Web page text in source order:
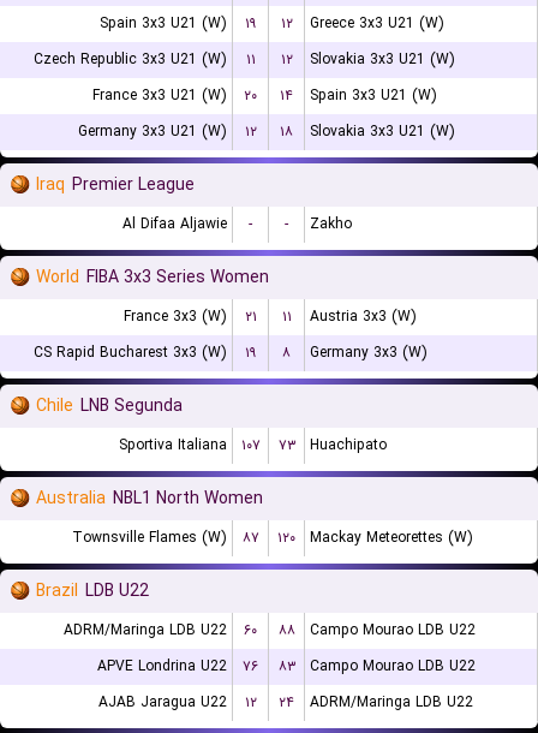
Spain 3x3 U21 (W)
۱۹ ۱۲
Greece 3x3 U21 (W)
Czech Republic 3x3 U21 (W)
۱۱ ۱۲
Slovakia 3x3 U21 (W)
France 3x3 U21 (W)
۲۰ ۱۴
Spain 3x3 U21 (W)
Germany 3x3 U21 (W)
۱۲ ۱۸ Slovakia 3x3 U21 (W)
Iraq Premier League
Al Difaa Aljawie - - Zakho
World FIBA 3x3 Series Women
France 3x3 (W) ۲۱ ۱۱
Austria 3x3 (W)
CS Rapid Bucharest 3x3 (W)
۱۹ ۸ Germany 3x3 (W)
Chile LNB Segunda
Sportiva Italiana ۱۰۷ ۷۳ Huachipato
Australia NBL1 North Women
Townsville Flames (W) ۸۷ ۱۲۰ Mackay Meteorettes (W)
Brazil LDB U22
ADRM/Maringa LDB U22 ۶۰ ۸۸
Campo Mourao LDB U22
APVE Londrina U22
۷۶ ۸۳
Campo Mourao LDB U22
AJAB Jaragua U22
۱۲ ۲۴ ADRM/Maringa LDB U22